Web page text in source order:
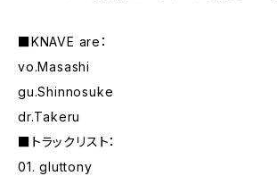
■KNAVE are：
vo.Masashi
gu.Shinnosuke
dr.Takeru
■トラックリスト：
01. gluttony